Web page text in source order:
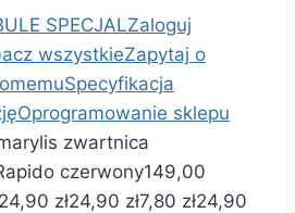
SPECJALZaloguj
wszystkieZapytaj o
Specyfikacja
Oprogramowanie sklepu
zwartnica
czerwony149,00
24,90 zł24,90 zł7,80 zł24,90